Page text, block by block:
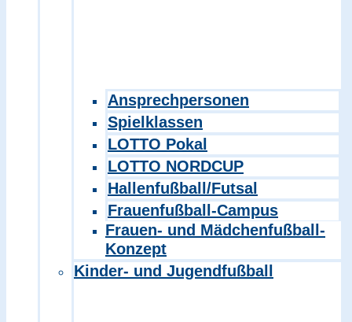
Ansprechpersonen
Spielklassen
LOTTO Pokal
LOTTO NORDCUP
Hallenfußball/Futsal
Frauenfußball-Campus
Frauen- und Mädchenfußball-
Konzept
Kinder- und Jugendfußball